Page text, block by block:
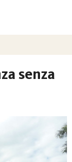
senza